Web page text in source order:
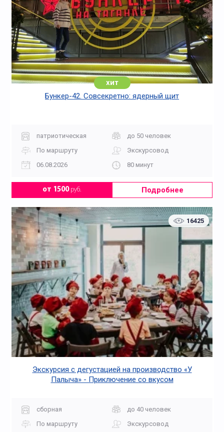
хит
Бункер-42. Совсекретно: ядерный щит
патриотическая
до 50 человек
По маршруту
Экскурсовод
06.08.2026
80 минут
от 1500руб. Подробнее
16425
Экскурсия с дегустацией на производство «У
Палыча» - Приключение со вкусом
сборная
до 40 человек
По маршруту
Экскурсовод